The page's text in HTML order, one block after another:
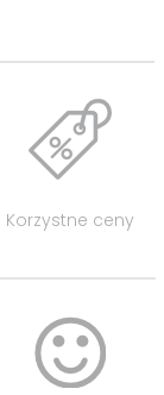
Korzystne ceny